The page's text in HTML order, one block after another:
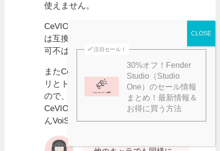
使えません。
CeVIO AIとVoiSonaのボイスライブラリに
は互換性がなく、VoiSona版が出ていない
可不はVoiSonaでは使えません。
またCeVIO AI・VoiSonaはソングライブラ
リとトークライブラリにも互換性がない
ので、ソングライブラリしかない可不は
CeVIO AIトークでは使えません。もちろ
んVoiSonaトークでも使えません。
注目セール！
30%オフ！Fender
Studio（Studio
One）のセール情報
まとめ！最新情報＆
お得に買う方法